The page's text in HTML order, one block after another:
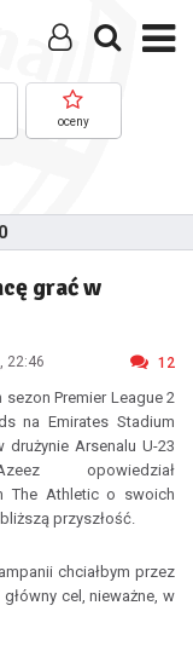
oceny
grać w
22:46 12
sezon Premier League 2
na Emirates Stadium
drużynie Arsenalu U-23
opowiedział
The Athletic o swoich
przyszłość.
chciałbym przez
cel, nieważne, w